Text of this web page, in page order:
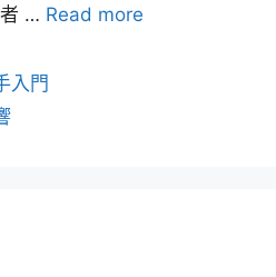
… Read more
入門